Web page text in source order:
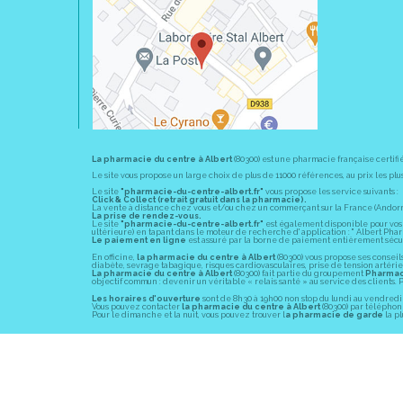
La pharmacie du centre à Albert(80300) est une pharmacie française
Le site vous propose un large choix de plus de 11000 références, au prix les
Le site "pharmacie-du-centre-albert.fr" vous propose les service suivants :
Click & Collect (retrait gratuit dans la pharmacie).
La vente à distance chez vous et/ou chez un commerçant sur la France
La prise de rendez-vous.
Le site "pharmacie-du-centre-albert.fr" est également disponible pour vos
ultérieure) en tapant dans le moteur de recherche d' application : " Albert
Le paiement en ligne est assuré par la borne de paiement entièrement
En officine, la pharmacie du centre à Albert(80300) vous propose ses
diabète, sevrage tabagique, risques cardiovasculaires, prise de tension
La pharmacie du centre à Albert(80300) fait partie du groupement
objectif commun : devenir un véritable « relais santé » au service des clients.
Les horaires d'ouverture sont de 8h30 à 19h00 non stop du lundi au
Vous pouvez contacter la pharmacie du centre à Albert(80300) par
Pour le dimanche et la nuit, vous pouvez trouver la pharmacie de garde la